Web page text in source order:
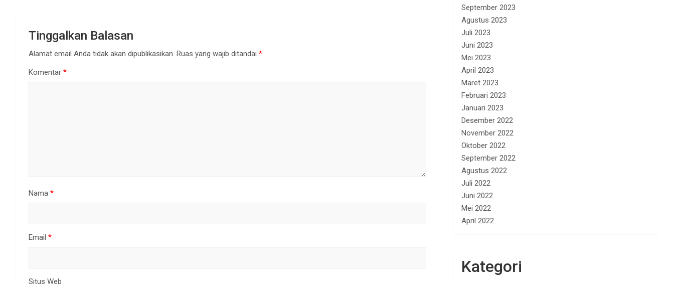
Tinggalkan Balasan
Alamat email Anda tidak akan dipublikasikan. Ruas yang wajib ditandai *
Komentar *
Nama *
Email *
Situs Web
September 2023
Agustus 2023
Juli 2023
Juni 2023
Mei 2023
April 2023
Maret 2023
Februari 2023
Januari 2023
Desember 2022
November 2022
Oktober 2022
September 2022
Agustus 2022
Juli 2022
Juni 2022
Mei 2022
April 2022
Kategori